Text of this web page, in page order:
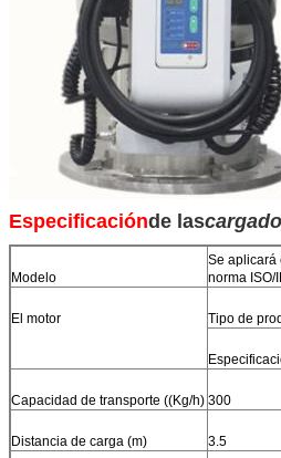
Especificaciónde las
Modelo
Se aplicará
norma ISO/
El motor Tipo de
Capacidad de transporte ((Kg/h) 300
Distancia de carga (m) 3.5